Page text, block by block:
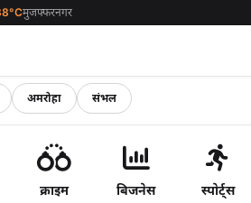
मुजफ्फरनगर
अमरोहा संभल
क्राइम बिजनेस स्पोर्ट्स